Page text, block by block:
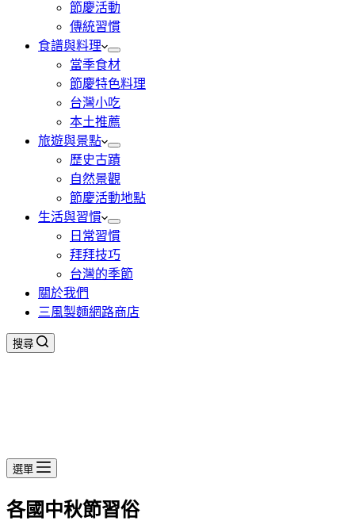
節慶活動
傳統習慣
食譜與料理
當季食材
節慶特色料理
台灣小吃
本土推薦
旅遊與景點
歷史古蹟
自然景觀
節慶活動地點
生活與習慣
日常習慣
拜拜技巧
台灣的季節
關於我們
三風製麵網路商店
搜尋
選單
各國中秋節習俗